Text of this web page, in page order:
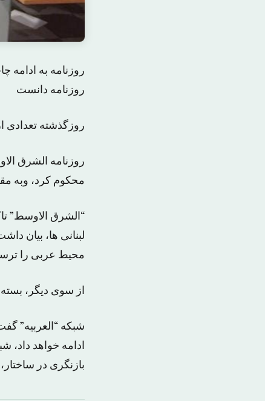
روزنامه به ادامه
روزنامه دانست
روزگذشته تعدادی
روزنامه الشرق
محکوم کرد، وبه
“الشرق الاوسط”
لبنانی ها، بیان
محیط عربی را
از سوی دیگر،
شبکه “العربیه”
ادامه خواهد داد،
بازنگری در